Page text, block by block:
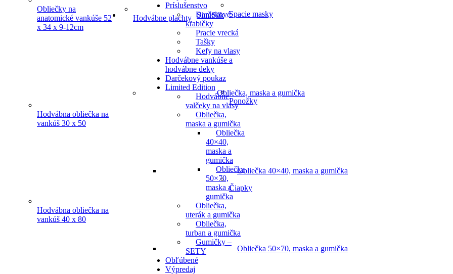
SimiSilk
Obliečka, maska a gumička
Obliečka 40×40, maska a gumička
Obliečka 50×70, maska a gumička
Príslušenstvo
Darčekové
krabičky
Pracie vrecká
Tašky
Kefy na vlasy
Hodvábne vankúše a
hodvábne deky
Darčekový poukaz
Limited Edition
Hodvábne
valčeky na vlasy
Obliečka,
maska a gumička
Obliečka
40×40,
maska a
gumička
Obliečka
50×70,
maska a
gumička
Obliečka,
uterák a gumička
Obliečka,
turban a gumička
Gumičky –
SETY
Obľúbené
Výpredaj
Obliečky na
anatomické vankúše 52
x 34 x 9-12cm
Hodvábna obliečka na
vankúš 30 x 50
Hodvábna obliečka na
vankúš 40 x 80
Hodvábne plachty Spacie masky
Ponožky
Čiapky